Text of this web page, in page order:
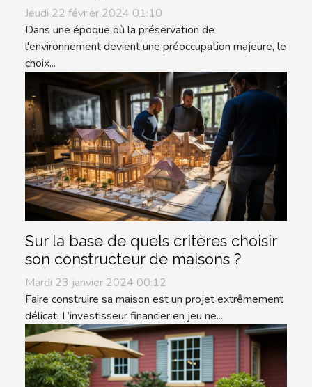
Jeudi 22 février 2024 01:10
Dans une époque où la préservation de
l'environnement devient une préoccupation majeure, le
choix...
Sur la base de quels critères choisir
son constructeur de maisons ?
Mardi 23 janvier 2024 00:12
Faire construire sa maison est un projet extrêmement
délicat. L’investisseur financier en jeu ne...